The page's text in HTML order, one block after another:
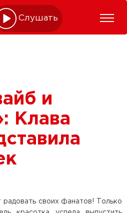
Слушать online
и
Клава
радовать своих фанатов! Только